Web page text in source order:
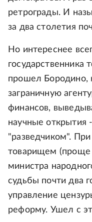
ретрограды. И
за два столетия
Но интереснее
прошел Бородино,
заграничную
финансов,
научные открытия
"разведчиком".
товарищем (проще
министра
судьбы почти два
управление
реформу. Ушел с